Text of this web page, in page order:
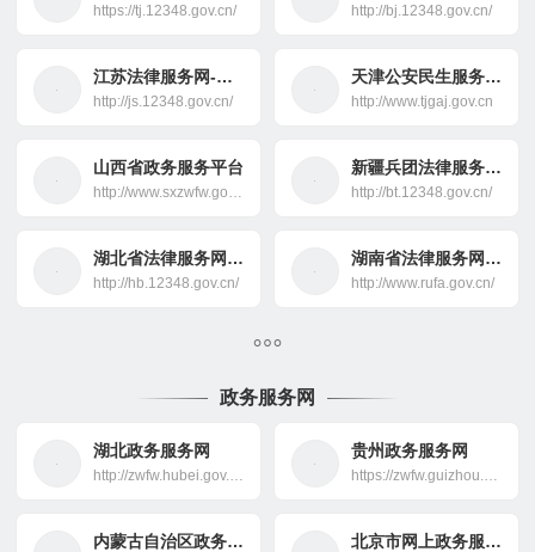
https://tj.12348.gov.cn/ http://bj.12348.gov.cn/
江苏法律服务网-法律援助
http://js.12348.gov.cn/
天津公安民生服务平台
http://www.tjgaj.gov.cn
山西省政务服务平台
http://www.sxzwfw.gov.cn/
新疆兵团法律服务网-法律援助
http://bt.12348.gov.cn/
湖北省法律服务网-法律援助
http://hb.12348.gov.cn/
湖南省法律服务网-法律援助
http://www.rufa.gov.cn/
政务服务网
湖北政务服务网
http://zwfw.hubei.gov.cn/
贵州政务服务网
https://zwfw.guizhou.gov.cn/
内蒙古自治区政务服务网 北京市网上政务服务大厅